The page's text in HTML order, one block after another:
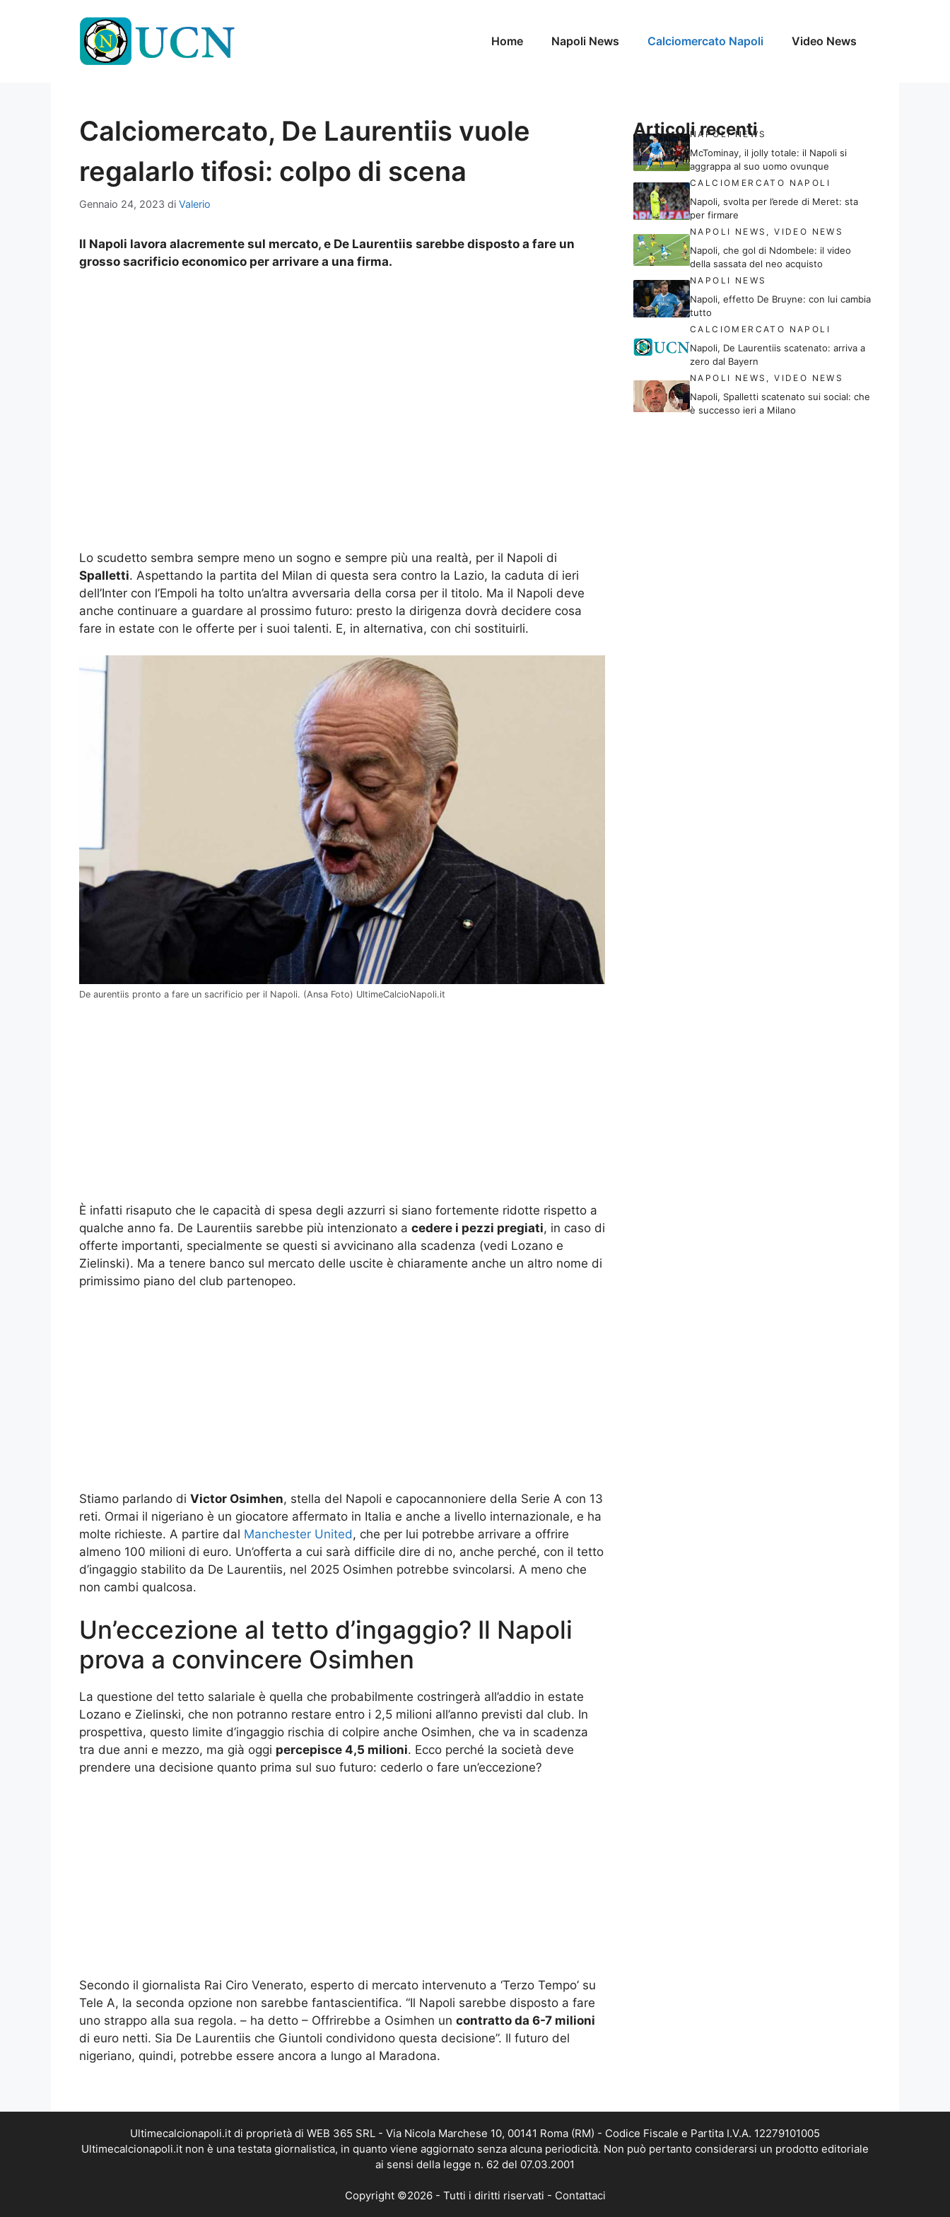
Home Napoli News Calciomercato Napoli Video News
Calciomercato, De Laurentiis vuole
regalarlo tifosi: colpo di scena
Gennaio 24, 2023 di Valerio
Il Napoli lavora alacremente sul mercato, e De Laurentiis sarebbe disposto a fare un
grosso sacrificio economico per arrivare a una firma.
Lo scudetto sembra sempre meno un sogno e sempre più una realtà, per il Napoli di
Spalletti. Aspettando la partita del Milan di questa sera contro la Lazio, la caduta di ieri
dell’Inter con l’Empoli ha tolto un’altra avversaria della corsa per il titolo. Ma il Napoli deve
anche continuare a guardare al prossimo futuro: presto la dirigenza dovrà decidere cosa
fare in estate con le offerte per i suoi talenti. E, in alternativa, con chi sostituirli.
De aurentiis pronto a fare un sacrificio per il Napoli. (Ansa Foto) UltimeCalcioNapoli.it
È infatti risaputo che le capacità di spesa degli azzurri si siano fortemente ridotte rispetto a
qualche anno fa. De Laurentiis sarebbe più intenzionato a cedere i pezzi pregiati, in caso di
offerte importanti, specialmente se questi si avvicinano alla scadenza (vedi Lozano e
Zielinski). Ma a tenere banco sul mercato delle uscite è chiaramente anche un altro nome di
primissimo piano del club partenopeo.
Stiamo parlando di Victor Osimhen, stella del Napoli e capocannoniere della Serie A con 13
reti. Ormai il nigeriano è un giocatore affermato in Italia e anche a livello internazionale, e ha
molte richieste. A partire dal Manchester United, che per lui potrebbe arrivare a offrire
almeno 100 milioni di euro. Un’offerta a cui sarà difficile dire di no, anche perché, con il tetto
d’ingaggio stabilito da De Laurentiis, nel 2025 Osimhen potrebbe svincolarsi. A meno che
non cambi qualcosa.
Un’eccezione al tetto d’ingaggio? Il Napoli
prova a convincere Osimhen
La questione del tetto salariale è quella che probabilmente costringerà all’addio in estate
Lozano e Zielinski, che non potranno restare entro i 2,5 milioni all’anno previsti dal club. In
prospettiva, questo limite d’ingaggio rischia di colpire anche Osimhen, che va in scadenza
tra due anni e mezzo, ma già oggi percepisce 4,5 milioni. Ecco perché la società deve
prendere una decisione quanto prima sul suo futuro: cederlo o fare un’eccezione?
Secondo il giornalista Rai Ciro Venerato, esperto di mercato intervenuto a ‘Terzo Tempo’ su
Tele A, la seconda opzione non sarebbe fantascientifica. “Il Napoli sarebbe disposto a fare
uno strappo alla sua regola. – ha detto – Offrirebbe a Osimhen un contratto da 6-7 milioni
di euro netti. Sia De Laurentiis che Giuntoli condividono questa decisione”. Il futuro del
nigeriano, quindi, potrebbe essere ancora a lungo al Maradona.
Articoli recenti
NAPOLI NEWS
McTominay, il jolly totale: il Napoli si
aggrappa al suo uomo ovunque
CALCIOMERCATO NAPOLI
Napoli, svolta per l’erede di Meret: sta
per firmare
NAPOLI NEWS ,VIDEO NEWS
Napoli, che gol di Ndombele: il video
della sassata del neo acquisto
NAPOLI NEWS
Napoli, effetto De Bruyne: con lui cambia
tutto
CALCIOMERCATO NAPOLI
Napoli, De Laurentiis scatenato: arriva a
zero dal Bayern
NAPOLI NEWS ,VIDEO NEWS
Napoli, Spalletti scatenato sui social: che
è successo ieri a Milano
Ultimecalcionapoli.it di proprietà di WEB 365 SRL - Via Nicola Marchese 10, 00141 Roma (RM) - Codice Fiscale e Partita I.V.A. 12279101005
Ultimecalcionapoli.it non è una testata giornalistica, in quanto viene aggiornato senza alcuna periodicità. Non può pertanto considerarsi un prodotto editoriale
ai sensi della legge n. 62 del 07.03.2001
Copyright ©2026 - Tutti i diritti riservati - Contattaci